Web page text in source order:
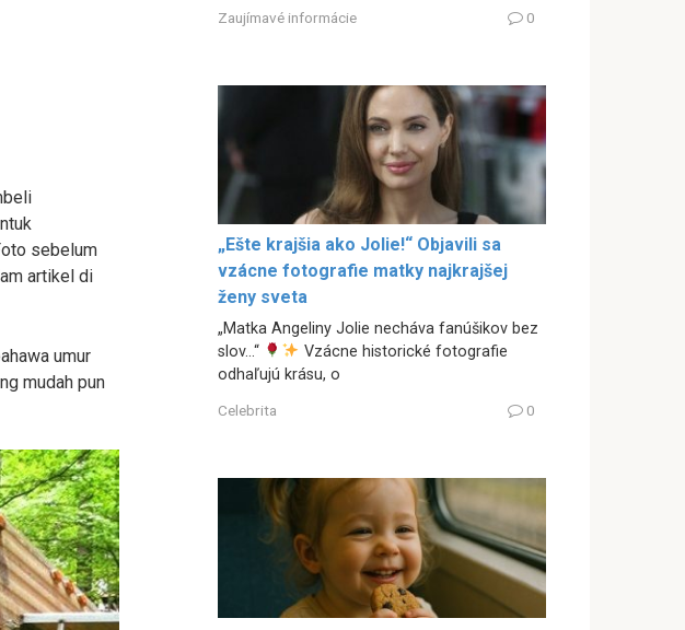
sebelum
artikel di
umur
mudah pun
Zaujímavé informácie 0
„Ešte krajšia ako Jolie!“ Objavili sa
vzácne fotografie matky najkrajšej
ženy sveta
„Matka Angeliny Jolie necháva fanúšikov bez
slov…“
Vzácne historické fotografie
odhaľujú krásu, o
Celebrita 0